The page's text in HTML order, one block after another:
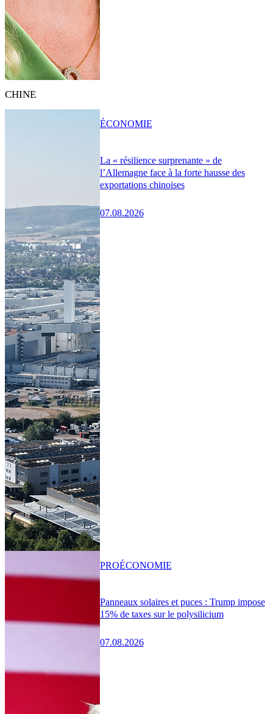
CHINE
La « résilience surprenante » de
l’Allemagne face à la forte hausse des
exportations chinoises
07.08.2026
ÉCONOMIE
Panneaux solaires et puces : Trump impose
15% de taxes sur le polysilicium
07.08.2026
PROÉCONOMIE